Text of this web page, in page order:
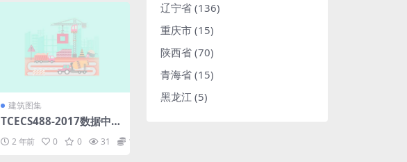
建筑图集
TCECS488-2017数据中心
等级评定标准.rar
2 年前 0 0 31 1.98
辽宁省 (136)
重庆市 (15)
陕西省 (70)
青海省 (15)
黑龙江 (5)